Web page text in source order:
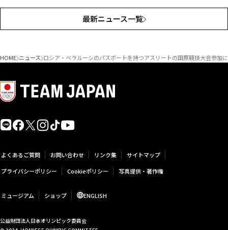
最新ニュース一覧
HOME ニュース ロシア・ベラルーシのパスポートを持つアスリートの国際競技大会参加
よくあるご質問 お問い合わせ リンク集
サイトマップ
プライバシーポリシー
Cookieポリシー 写真提供・著作権
ミュージアム ショップ ENGLISH
公益財団法人日本オリンピック委員会